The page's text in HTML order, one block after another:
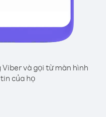
và gọi từ màn hình
của họ